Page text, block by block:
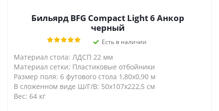
Бильярд BFG Compact Light 6 Анкор
черный
Есть в наличии
Материал стола: ЛДСП 22 мм
Материал сетки: Пластиковые отбойники
Размер поля: 6 футового стола 1,80х0,90 м
В сложенном виде Ш/Г/В: 50х107х222,5 см
Вес: 64 кг